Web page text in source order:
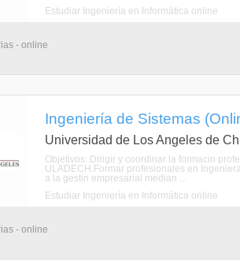
Estudiar Ingeniería en Informática online
- online
Ingeniería de Sistemas
Universidad de Los Angeles de
Objetivos: Dirigir y coordinar la formacin
ULADECH.Formar profesionales en
a la gestin empresarial median ...
Estudiar Ingeniería en Informática online
- online